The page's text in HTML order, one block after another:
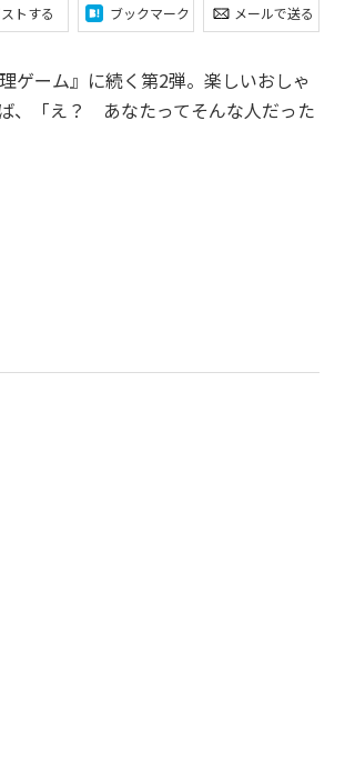
トする ブックマーク メールで送る
ーム』に続く第2弾。楽しいおしゃ
、「え？ あなたってそんな人だった